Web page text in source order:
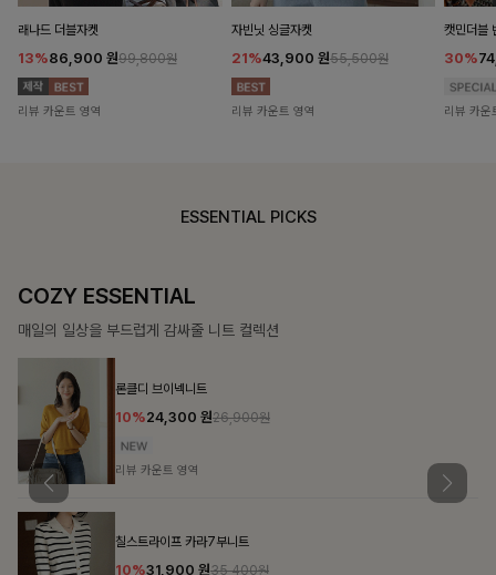
래나드 더블자켓
13%86,900 원99,800원
리뷰 카운트 영역
자빈닛 싱글자켓
21%43,900 원55,500원
리뷰 카운트 영역
캣민더블
30%
리뷰 카운
ESSENTIAL PICKS
COZY ESSENTIAL
매일의 일상을 부드럽게 감싸줄 니트 컬렉션
론클디 브이넥니트
10%24,300 원26,900원
리뷰 카운트 영역
칠스트라이프 카라7부니트
10%31,900 원35,400원